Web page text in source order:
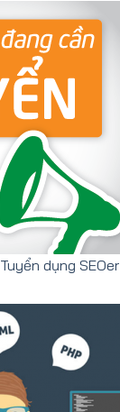
Tuyển dụng SEOer